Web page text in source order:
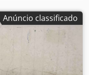
Anúncio classificado